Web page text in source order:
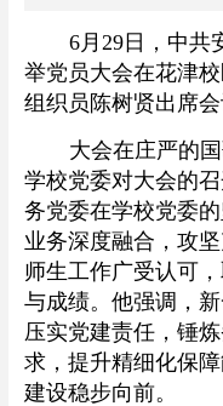
6月29日，中共
举党员大会在花津
组织员陈树贤出席
大会在庄严的
学校党委对大会的
务党委在学校党委
业务深度融合，攻
师生工作广受认可
与成绩。他强调，
压实党建责任，锤
求，提升精细化保
建设稳步向前。